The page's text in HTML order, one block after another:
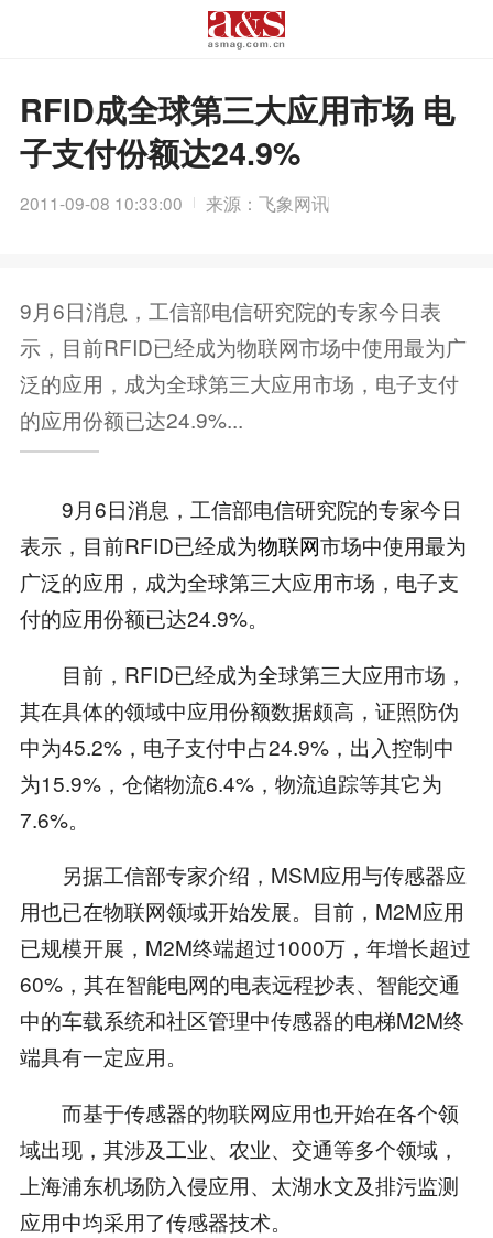
RFID成全球第三大应用市场 电
子支付份额达24.9%
2011-09-08 10:33:00 来源：飞象网讯
9月6日消息，工信部电信研究院的专家今日表
示，目前RFID已经成为物联网市场中使用最为广
泛的应用，成为全球第三大应用市场，电子支付
的应用份额已达24.9%...
9月6日消息，工信部电信研究院的专家今日
表示，目前RFID已经成为物联网市场中使用最为
广泛的应用，成为全球第三大应用市场，电子支
付的应用份额已达24.9%。
目前，RFID已经成为全球第三大应用市场，
其在具体的领域中应用份额数据颇高，证照防伪
中为45.2%，电子支付中占24.9%，出入控制中
为15.9%，仓储物流6.4%，物流追踪等其它为
7.6%。
另据工信部专家介绍，MSM应用与传感器应
用也已在物联网领域开始发展。目前，M2M应用
已规模开展，M2M终端超过1000万，年增长超过
60%，其在智能电网的电表远程抄表、智能交通
中的车载系统和社区管理中传感器的电梯M2M终
端具有一定应用。
而基于传感器的物联网应用也开始在各个领
域出现，其涉及工业、农业、交通等多个领域，
上海浦东机场防入侵应用、太湖水文及排污监测
应用中均采用了传感器技术。